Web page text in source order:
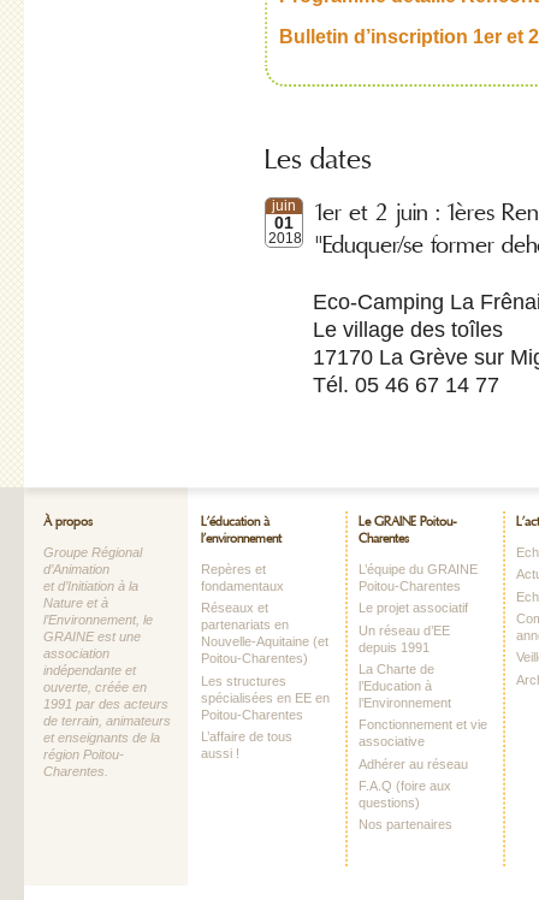
Bulletin d’inscription 1er et
Les dates
juin
01
2018
1er et 2 juin : 1ères
"Eduquer/se former
Eco-Camping La
Le village des toîles
17170 La Grève sur
Tél. 05 46 67 14 77
À propos
Groupe Régional
d’Animation
et d’Initiation à la
Nature et à
l’Environnement, le
GRAINE est une
association
indépendante et
ouverte, créée en
1991 par des acteurs
de terrain, animateurs
et enseignants de la
région Poitou-
Charentes.
L’éducation à
l’environnement
Repères et
fondamentaux
Réseaux et
partenariats en
Nouvelle-Aquitaine (et
Poitou-Charentes)
Les structures
spécialisées en EE en
Poitou-Charentes
L’affaire de tous
aussi !
Le GRAINE Poitou-
Charentes
L’équipe du GRAINE
Poitou-Charentes
Le projet associatif
Un réseau d’EE
depuis 1991
La Charte de
l’Education à
l’Environnement
Fonctionnement et vie
associative
Adhérer au réseau
F.A.Q (foire aux
questions)
Nos partenaires